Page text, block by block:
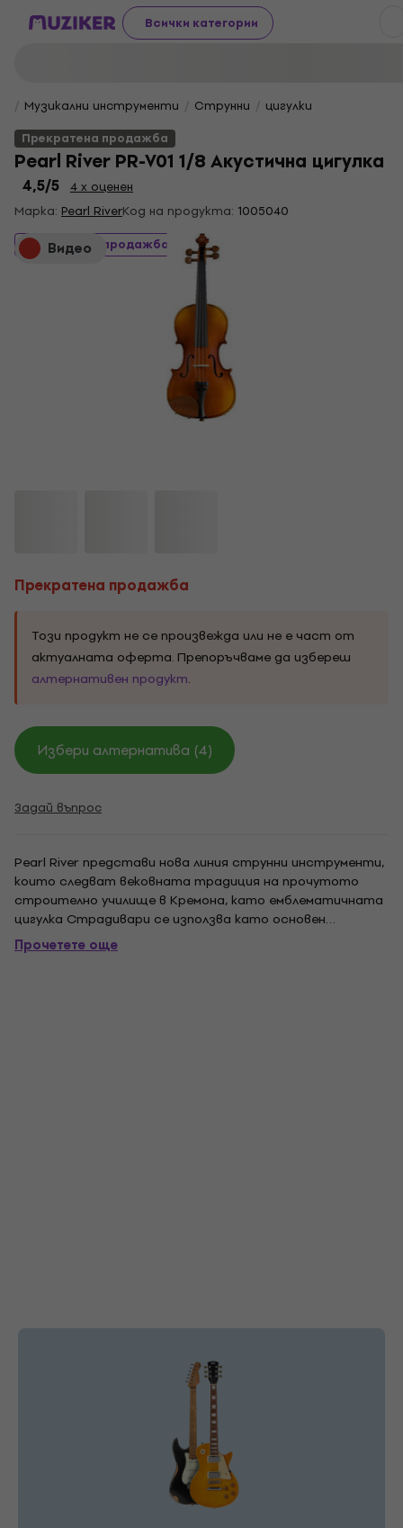
Всички категории
Музикални инструменти Струнни
цигулки
Прекратена продажба
Pearl River PR-V01 1/8 Акустична цигулка
4,5/5 4 x оценен
Марка: Pearl RiverКод на продукта: 1005040
Видео
Прекратена продажба
Прекратена продажба
Този продукт не се произвежда или не е част от
актуалната оферта. Препоръчваме да избереш
алтернативен продукт.
Избери алтернатива (4)
Задай въпрос
Pearl River представи нова линия струнни инструменти,
които следват вековната традиция на прочутото
строително училище в Кремона, като емблематичната
цигулка Страдивари се използва като основен
производствен шаблон. Лютиерите от Перлената река
разчитат на опита си в традиционната италианска
Прочетете още